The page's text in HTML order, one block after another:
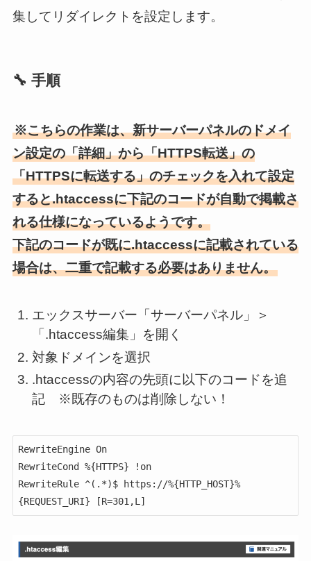
集してリダイレクトを設定します。
🔧 手順
※こちらの作業は、新サーバーパネルのドメイ
ン設定の「詳細」から「HTTPS転送」の
「HTTPSに転送する」のチェックを入れて設定
すると.htaccessに下記のコードが自動で掲載さ
れる仕様になっているようです。
下記のコードが既に.htaccessに記載されている
場合は、二重で記載する必要はありません。
エックスサーバー「サーバーパネル」＞
「.htaccess編集」を開く
対象ドメインを選択
.htaccessの内容の先頭に以下のコードを追
記 ※既存のものは削除しない！
RewriteEngine On
RewriteCond %{HTTPS} !on
RewriteRule ^(.*)$ https://%{HTTP_HOST}%
{REQUEST_URI} [R=301,L]